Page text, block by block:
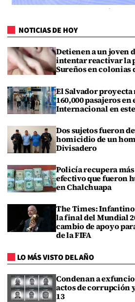
NOTICIAS DE HOY
Detienen a un joven
intentar reactivar la
Sureños en colonias
El Salvador
160,000 pasajeros
Internacional en
Dos sujetos fueron
homicidio de un
Divisadero
Policía recupera más
efectivo que fueron
en Chalchuapa
The Times:
la final del Mundial
cambio de apoyo
de la FIFA
LO MÁS VISTO DEL AÑO
Condenan a
actos de corrupción
13